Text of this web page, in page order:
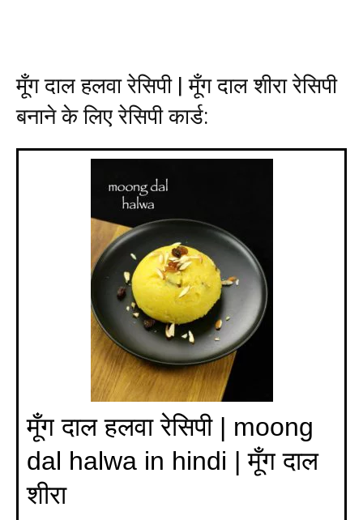
मूँग दाल हलवा रेसिपी | मूँग दाल शीरा रेसिपी
बनाने के लिएरेसिपी कार्ड:
मूँग दाल हलवा रेसिपी | moong
dal halwa in hindi | मूँग दाल
शीरा